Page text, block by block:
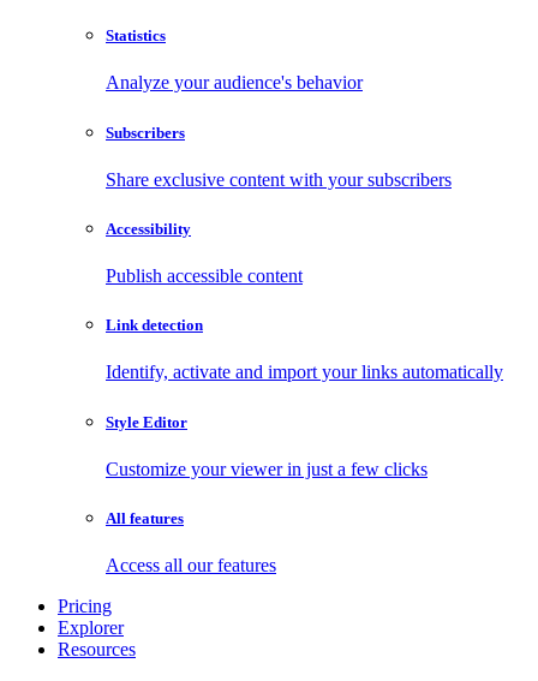
Statistics
Analyze your audience's behavior
Subscribers
Share exclusive content with your subscribers
Accessibility
Publish accessible content
Link detection
Identify, activate and import your links automatically
Style Editor
Customize your viewer in just a few clicks
All features
Access all our features
Pricing
Explorer
Resources